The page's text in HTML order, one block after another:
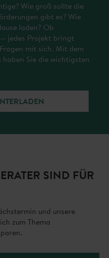
Wie groß sollte die
gibt es? Wie
laden? Ob
jedes Projekt bringt
mit sich. Mit dem
Sie die wichtigsten
SIND FÜR
und unsere
zum Thema